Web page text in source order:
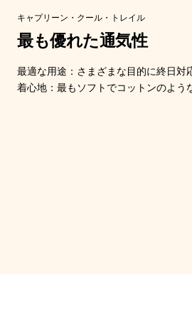
キャプリーン・クール・トレイル
最も優れた通気性
最適な用途：さまざまな目的に終日対
着心地：最もソフトでコットンのよう